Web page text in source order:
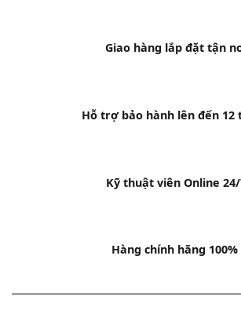
Giao hàng lắp đặt tận
Hỗ trợ bảo hành lên đến 12
Kỹ thuật viên Online
Hàng chính hãng 100%